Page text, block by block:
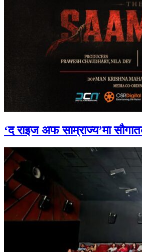
‘द राइज अफ साम्राज्य’मा